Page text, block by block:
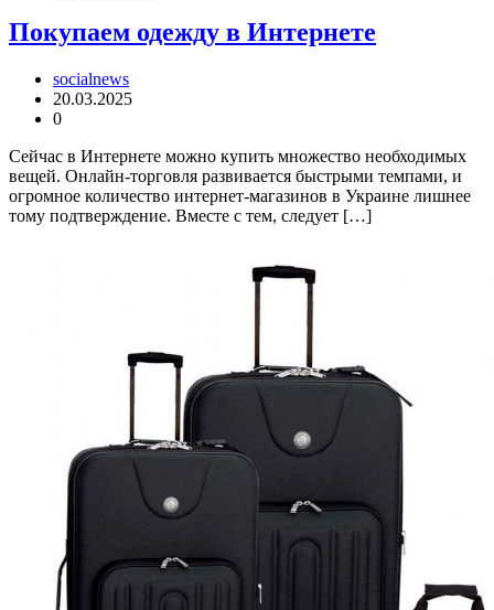
Покупаем одежду в Интернете
socialnews
20.03.2025
0
Сейчас в Интернете можно купить множество необходимых
вещей. Онлайн-торговля развивается быстрыми темпами, и
огромное количество интернет-магазинов в Украине лишнее
тому подтверждение. Вместе с тем, следует […]